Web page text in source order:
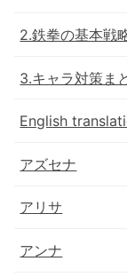
2.鉄拳の基本戦
3.キャラ対策ま
English
アズセナ
アリサ
アンナ